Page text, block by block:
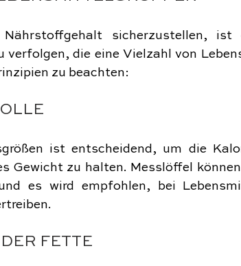
Nährstoffgehalt sicherzustellen,
verfolgen, die eine Vielzahl von
zu beachten:
ist entscheidend, um die
Gewicht zu halten. Messlöffel
es wird empfohlen, bei
FETTE